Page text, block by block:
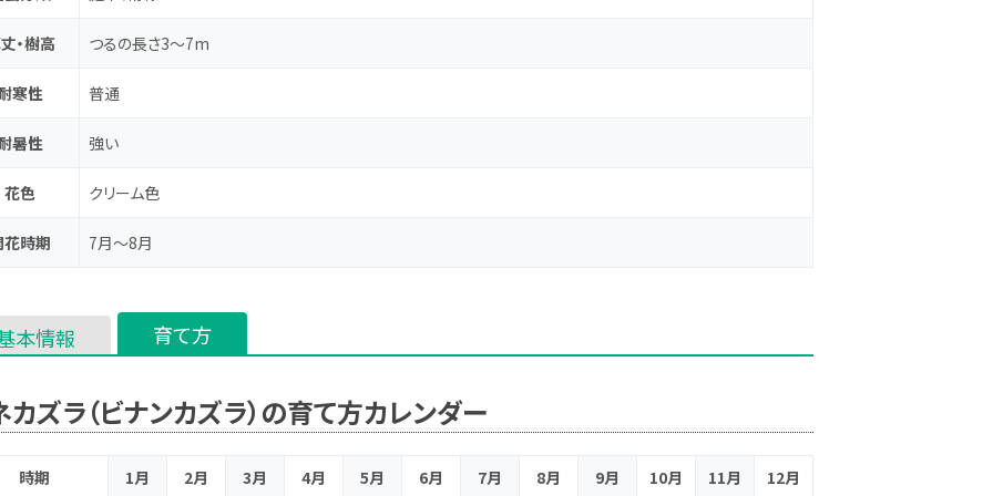
・樹高 つるの長さ3～7m
寒性 普通
暑性 強い
花色 クリーム色
花時期 7月～8月
本情報 育て方
カズラ（ビナンカズラ）の育て方カレンダー
時期 1月 2月 3月 4月 5月 6月 7月 8月 9月 10月 11月 12月